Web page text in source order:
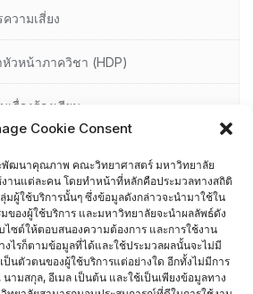
Cookie Consent
พัฒนาคุณภาพ คณะวิทยาศาสตร์ มหาวิทยาลัย
านแต่ละคน โดยทำหน้าที่หลักคือประมวลทางสถิติ
ผู้ใช้บริการนั้นๆ ซึ่งข้อมูลดังกล่าวจะนำมาใช้ใน
ของผู้ใช้บริการ และมหาวิทยาลัยจะนำผลลัพธ์ดัง
ไซต์ให้ตอบสนองความต้องการ และการใช้งาน
งไรก็ตามข้อมูลที่ได้และใช้ประมวลผลนั้นจะไม่มี
ป็นตัวตนของผู้ใช้บริการแต่อย่างใด อีกทั้งไม่มีการ
ามสกุล, อีเมล เป็นต้น และใช้เป็นเพียงข้อมูลทาง
วามเสี่ยง
วหน้าภาควิชา (HDP)
รื่องร้องเรียน
วิทยาศาสตร์ ปี 2558- 2562